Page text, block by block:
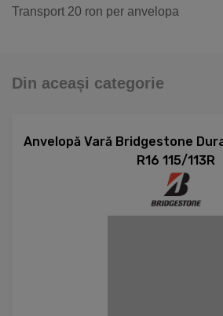
Transport 20 ron per anvelopa
Din aceași categorie
Anvelopă Vară Bridgestone
R16 115/113R